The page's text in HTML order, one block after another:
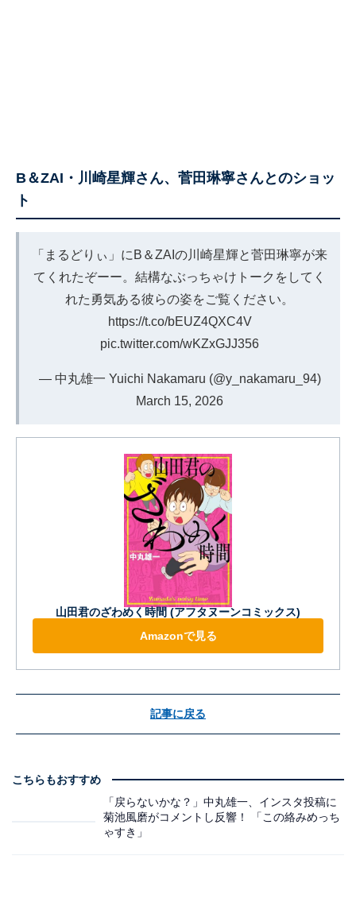
B＆ZAI・川崎星輝さん、菅田琳寧さんとのショッ
ト
「まるどりぃ」にB＆ZAIの川崎星輝と菅田琳寧が来
てくれたぞーー。結構なぶっちゃけトークをしてく
れた勇気ある彼らの姿をご覧ください。
https://t.co/bEUZ4QXC4V
pic.twitter.com/wKZxGJJ356
— 中丸雄一 Yuichi Nakamaru (@y_nakamaru_94)
March 15, 2026
山田君のざわめく時間 (アフタヌーンコミックス)
Amazonで見る
記事に戻る
こちらもおすすめ
「戻らないかな？」中丸雄一、インスタ投稿に
菊池風磨がコメントし反響！ 「この絡みめっち
ゃすき」